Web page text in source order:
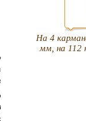
На 4
мм, на 112